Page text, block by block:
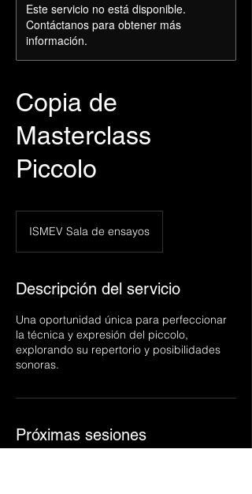
Este servicio no está disponible.
Contáctanos para obtener más
información.
Copia de
Masterclass
Piccolo
ISMEV Sala de ensayos
Descripción del servicio
Una oportunidad única para perfeccionar
la técnica y expresión del piccolo,
explorando su repertorio y posibilidades
sonoras.
Próximas sesiones